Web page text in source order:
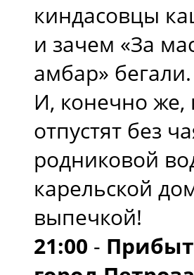
киндасовцы
и зачем «За
амбар» бегали.
И, конечно же,
отпустят без
родниковой
карельской
выпечкой!
21:00 -